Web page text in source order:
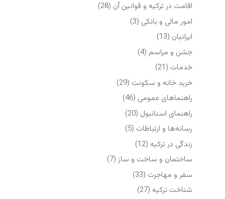
اقامت در ترکیه و قوانین آن (28)
امور مالی و بانکی (3)
ایرانیان (13)
جشن و مراسم (4)
خدمات (21)
خرید خانه و سکونت (29)
راهنماهای عمومی (46)
راهنمای استانبول (20)
رسانه‌ها و ارتباطات (5)
زندگی در ترکیه (12)
ساختمان و ساخت و ساز(7)
سفر و مهاجرت (33)
شناخت ترکیه (27)